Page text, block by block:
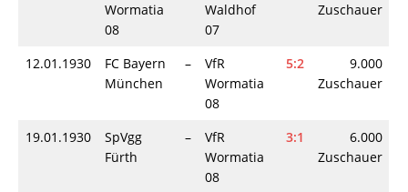
Wormatia
08
Waldhof
07
Zuschauer
12.01.1930
FC Bayern
München
–
VfR
Wormatia
08
5:2
9.000
Zuschauer
19.01.1930
SpVgg
Fürth
–
VfR
Wormatia
08
3:1
6.000
Zuschauer